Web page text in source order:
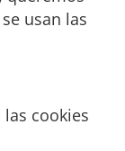
usan las
cookies